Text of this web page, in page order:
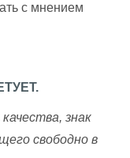
с мнением
знак
свободно в